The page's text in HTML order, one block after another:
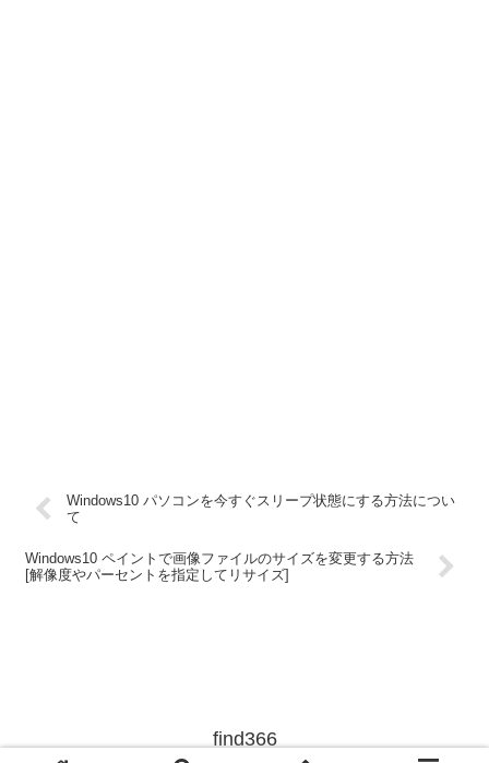
Windows10 パソコンを今すぐスリープ状態にする方法につい
て
Windows10 ペイントで画像ファイルのサイズを変更する方法
[解像度やパーセントを指定してリサイズ]
find366